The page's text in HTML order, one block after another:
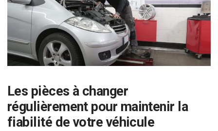
Les pièces à changer
régulièrement pour maintenir la
fiabilité de votre véhicule